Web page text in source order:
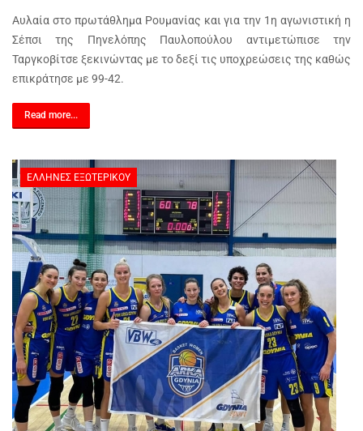
Αυλαία στο πρωτάθλημα Ρουμανίας και για την 1η αγωνιστική η
Σέπσι της Πηνελόπης Παυλοπούλου αντιμετώπισε την
Ταργκοβίτσε ξεκινώντας με το δεξί τις υποχρεώσεις της καθώς
επικράτησε με 99-42.
Read more...
ΈΛΛΗΝΕΣ ΕΞΩΤΕΡΙΚΟΎ